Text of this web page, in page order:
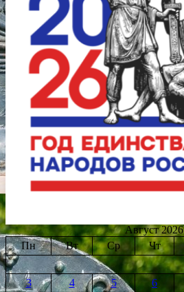
Август 2026
Пн
Вт Ср Чт
3
4 5 6